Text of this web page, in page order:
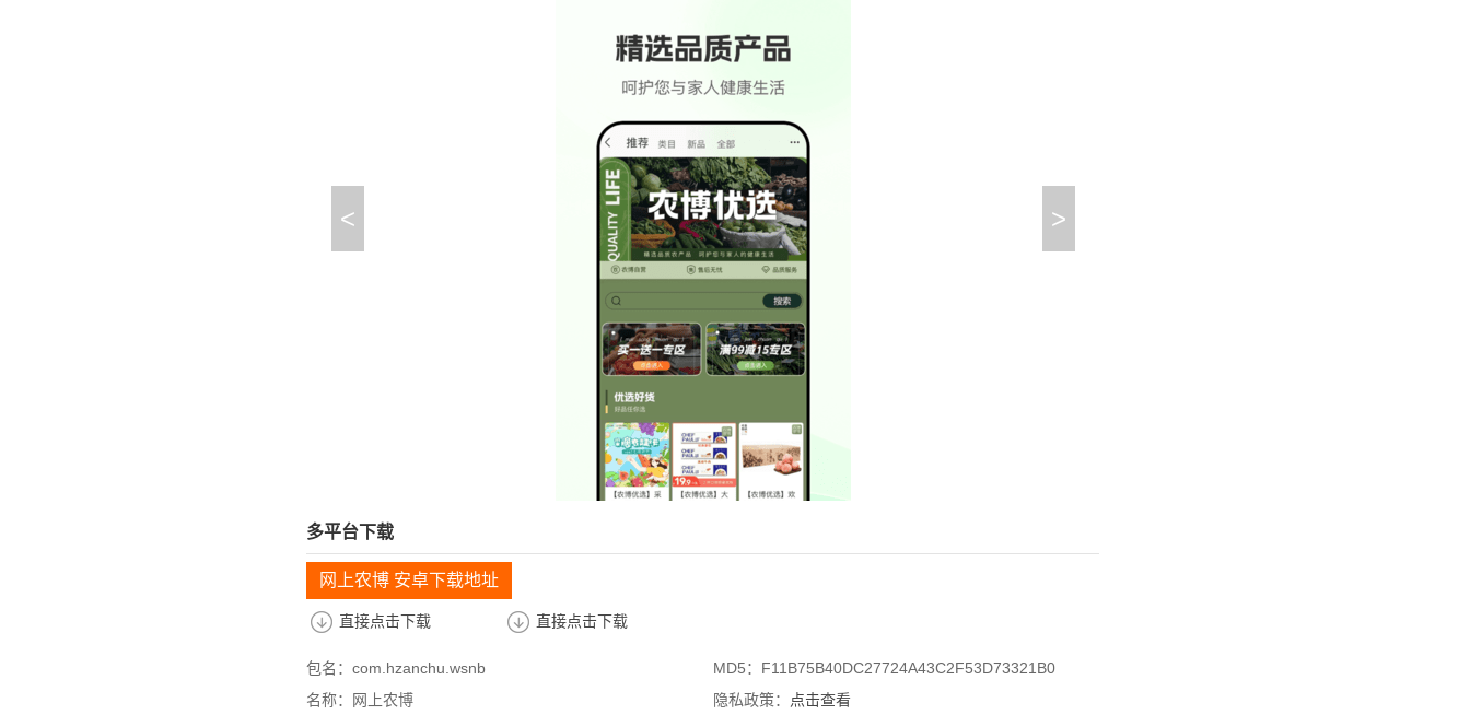
< >
多平台下载
网上农博 安卓下载地址
直接点击下载 直接点击下载
包名：com.hzanchu.wsnb
MD5：F11B75B40DC27724A43C2F53D73321B0
名称：网上农博
隐私政策： 点击查看